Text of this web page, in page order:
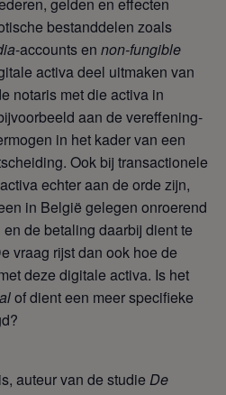
bestanddelen zoals
-accounts en non-fungible
activa deel uitmaken van
notaris met die activa in
aan de vereffening-
in het kader van een
Ook bij transactionele
echter aan de orde zijn,
in België gelegen onroerend
de betaling daarbij dient te
vraag rijst dan ook hoe de
deze digitale activa. Is het
of dient een meer specifieke
auteur van de studie De